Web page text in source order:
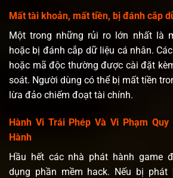
Mất tài khoản, mất tiền, bị đánh cắp
Một trong những rủi ro lớn nhất là
hoặc bị đánh cắp dữ liệu cá nhân.
hoặc mã độc thường được cài đặt
soát. Người dùng có thể bị mất tiền
lừa đảo chiếm đoạt tài chính.
Hành Vi Trái Phép Và Vi Phạm
Hành
Hầu hết các nhà phát hành game
dụng phần mềm hack. Nếu bị phát